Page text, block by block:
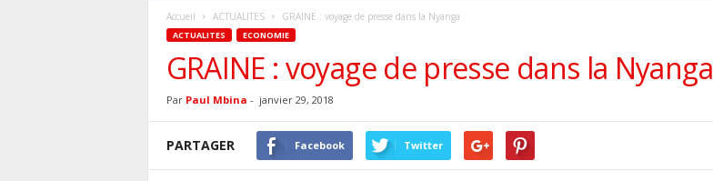
Accueil ACTUALITES GRAINE : voyage de presse dans la Nyanga
ACTUALITES ECONOMIE
GRAINE : voyage de presse dans la Nyanga
Par Paul Mbina - janvier 29, 2018
PARTAGER Facebook Twitter